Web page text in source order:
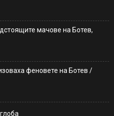
мачове на Ботев,
феновете на Ботев /